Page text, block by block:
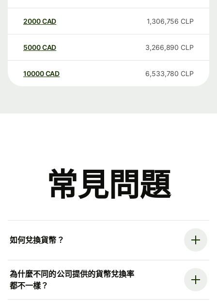
2000CAD 1,306,756 CLP
5000CAD 3,266,890 CLP
10000 CAD 6,533,780 CLP
常見問題
如何兌換貨幣？
為什麼不同的公司提供的貨幣兌換率
都不一樣？